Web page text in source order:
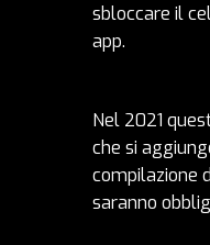
sbloccare il
app.
Nel 2021
che si
compilazione
saranno